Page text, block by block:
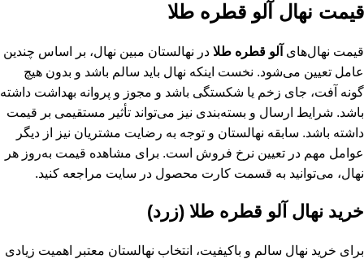
قیمت نهال آلو قطره طلا
قیمت نهال‌های آلو قطره طلا در نهالستان مبین نهال، بر اساس چندین
عامل تعیین می‌شود. نخست اینکه نهال باید سالم باشد و بدون هیچ
گونه آفت، جای زخم یا شکستگی باشد و مجوز و پروانه بهداشت داشته
باشد. شرایط ارسال و بسته‌بندی نیز می‌تواند تأثیر مستقیمی بر قیمت
داشته باشد. سابقه نهالستان و توجه به رضایت مشتریان نیز از دیگر
عوامل مهم در تعیین نرخ فروش است. برای مشاهده قیمت به‌روز هر
نهال، می‌توانید به قسمت کارت محصول در سایت مراجعه کنید.
خرید نهال آلو قطره طلا (زرد)
برای خرید نهال سالم و باکیفیت، انتخاب نهالستان معتبر اهمیت زیادی